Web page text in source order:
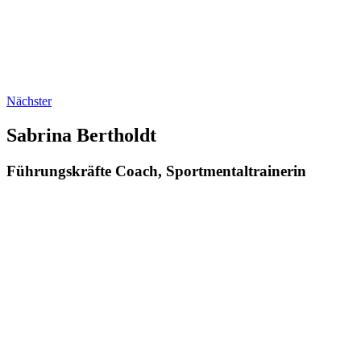
Nächster
Sabrina Bertholdt
Führungskräfte Coach, Sportmental­trainerin